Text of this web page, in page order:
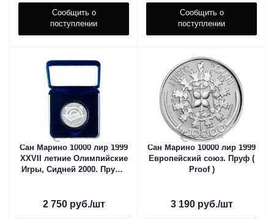
Сообщить о
поступлении
Сообщить о
поступлении
Сан Марино 10000 лир 1999
XXVII летние Олимпийские
Игры, Сидней 2000. Пруф (
2 750руб./шт
Сан Марино 10000 лир 1999
Европейский союз. Пруф (
Proof )
3 190руб./шт